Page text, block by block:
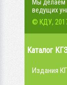
Мы делаем
ведущих
© КДУ,
Каталог
Издания